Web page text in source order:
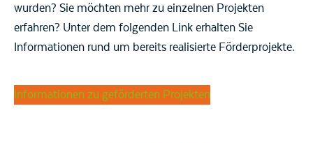
wurden? Sie möchten mehr zu einzelnen Projekten
erfahren? Unter dem folgenden Link erhalten Sie
Informationen rund um bereits realisierte Förderprojekte.
Informationen zu geförderten Projekten